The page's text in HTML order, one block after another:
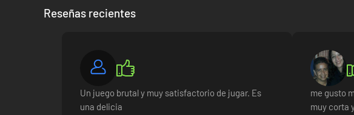
Reseñas recientes
Un juego brutal y muy satisfactorio de jugar. Es
una delicia
me gusto
muy corta